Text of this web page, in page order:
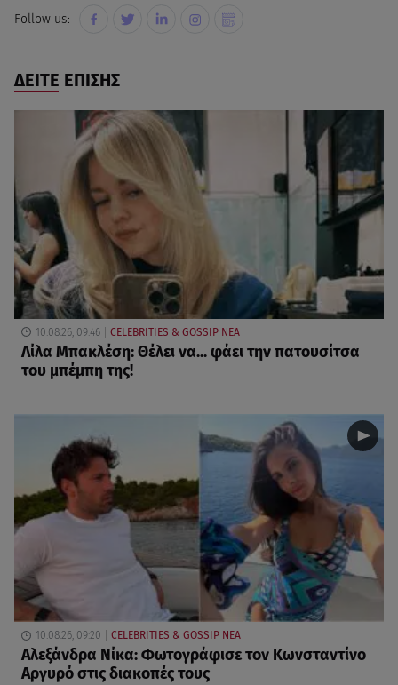
Follow us:
ΔΕΙΤΕ ΕΠΙΣΗΣ
10.08.26, 09:46 CELEBRITIES & GOSSIP ΝΕΑ
Λίλα Μπακλέση: Θέλει να... φάει την πατουσίτσα
του μπέμπη της!
10.08.26, 09:20 CELEBRITIES & GOSSIP ΝΕΑ
Αλεξάνδρα Νίκα: Φωτογράφισε τον Κωνσταντίνο
Αργυρό στις διακοπές τους